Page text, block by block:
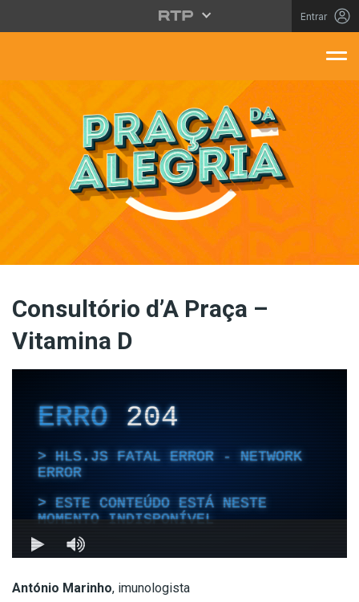
Saltar para o conteúdo principal
Entrar
Consultório d’A Praça –
Vitamina D
António Marinho, imunologista